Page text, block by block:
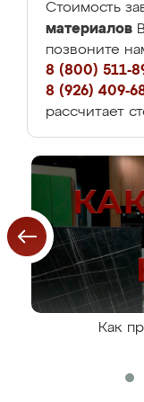
Стоимость
материалов
позвоните
8 (800) 511-
8 (926) 409-
рассчитает
Как